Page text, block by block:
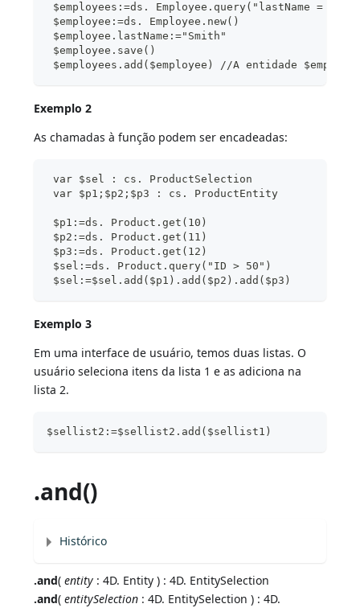
$employees:=ds. Employee.query("lastName =
$employee:=ds. Employee.new()
$employee.lastName:="Smith"
$employee.save()
$employees.add($employee) //A entidade
Exemplo 2
As chamadas à função podem ser encadeadas:
var $sel : cs. ProductSelection
var $p1;$p2;$p3 : cs. ProductEntity
$p1:=ds. Product.get(10)
$p2:=ds. Product.get(11)
$p3:=ds. Product.get(12)
$sel:=ds. Product.query("ID > 50")
$sel:=$sel.add($p1).add($p2).add($p3)
Exemplo 3
Em uma interface de usuário, temos duas listas. O
usuário seleciona itens da lista 1 e as adiciona na
lista 2.
$sellist2:=$sellist2.add($sellist1)
.and()
Histórico
.and(entity : 4D. Entity ) : 4D. EntitySelection
.and(entitySelection : 4D. EntitySelection ) : 4D.